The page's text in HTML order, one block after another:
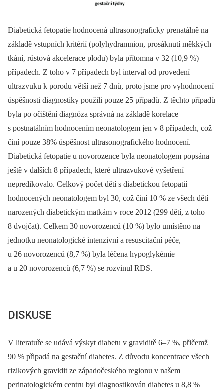
Diabetická fetopatie hodnocená ultrasonograficky prenatálně na
základě vstupních kritérií (polyhydramnion, prosáknutí měkkých
tkání, růstová akcelerace plodu) byla přítomna v 32 (10,9 %)
případech. Z toho v 7 případech byl interval od provedení
ultrazvuku k porodu větší než 7 dnů, proto jsme pro vyhodnocení
úspěšnosti diagnostiky použili pouze 25 případů. Z těchto případů
byla po očištění diagnóza správná na základě korelace
s postnatálním hodnocením neonatologem jen v 8 případech, což
činí pouze 38% úspěšnost ultrasonografického hodnocení.
Diabetická fetopatie u novorozence byla neonatologem popsána
ještě v dalších 8 případech, které ultrazvukové vyšetření
nepredikovalo. Celkový počet dětí s diabetickou fetopatií
hodnocených neonatologem byl 30, což činí 10 % ze všech dětí
narozených diabetickým matkám v roce 2012 (299 dětí, z toho
8 dvojčat). Celkem 30 novorozenců (10 %) bylo umístěno na
jednotku neonatologické intenzivní a resuscitační péče,
u 26 novorozenců (8,7 %) byla léčena hypoglykémie
a u 20 novorozenců (6,7 %) se rozvinul RDS.
DISKUSE
V literatuře se udává výskyt diabetu v graviditě 6–7 %, přičemž
90 % připadá na gestační diabetes. Z důvodu koncentrace všech
rizikových gravidit ze západočeského regionu v našem
perinatologickém centru byl diagnostikován diabetes u 8,8 %